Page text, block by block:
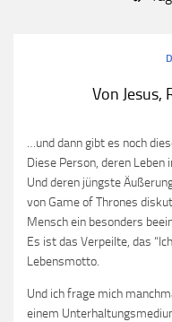
Von Jesus,
…und dann gibt es noch
Diese Person, deren
Und deren jüngste
von Game of Thrones
Mensch ein besonders
Es ist das Verpeilte, das
Lebensmotto.
Und ich frage mich
einem